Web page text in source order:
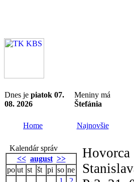
Dnes je piatok 07.
08. 2026
Meniny má
Štefánia
Home Najnovšie
Kalendár správ
<< august >>
po ut st št pi so ne